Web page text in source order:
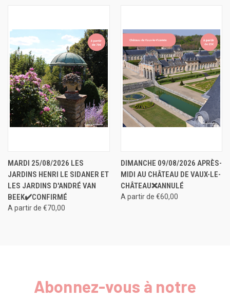
MARDI 25/08/2026 LES
JARDINS HENRI LE SIDANER ET
LES JARDINS D'ANDRÉ VAN
BEEK✔️CONFIRMÉ
A partir de €70,00
DIMANCHE 09/08/2026 APRÈS-
MIDI AU CHÂTEAU DE VAUX-LE-
CHÂTEAU❌ANNULÉ
A partir de €60,00
Abonnez-vous à notre